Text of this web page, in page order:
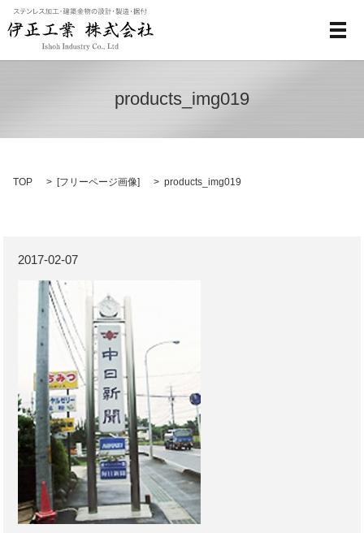
メ
products_img019
TOP [フリーページ画像] products_img019
2017-02-07